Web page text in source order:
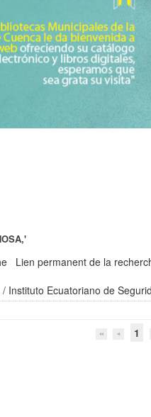
Lien permanent de la
/ Instituto Ecuatoriano de
1